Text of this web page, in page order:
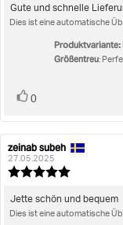
von
Rezensionstext:
Gute und schnelle
Dies ist eine automatische
Produktvariante:
Größentreu:
Stimme
0
Autor
der
Rezension:
zeinab subeh
27.05.2025
von
Rezensionstext:
Jette schön und bequem
Dies ist eine automatische